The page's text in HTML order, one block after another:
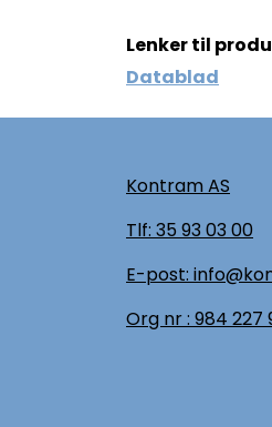
Lenker til
Datablad
Kontram AS
Tlf: 35 93 03 00
E-post:
Org nr : 984 227